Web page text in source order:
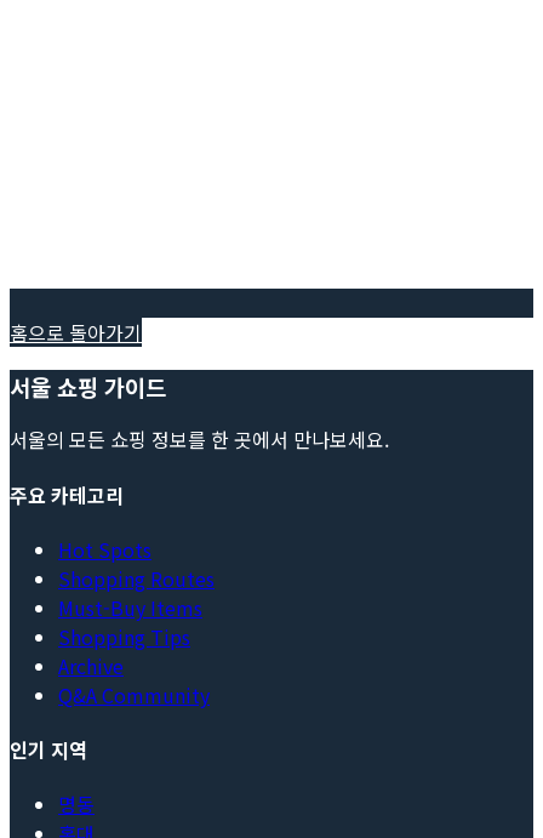
홈으로 돌아가기
서울 쇼핑 가이드
서울의 모든 쇼핑 정보를 한 곳에서 만나보세요.
주요 카테고리
Hot Spots
Shopping Routes
Must-Buy Items
Shopping Tips
Archive
Q&A Community
인기 지역
명동